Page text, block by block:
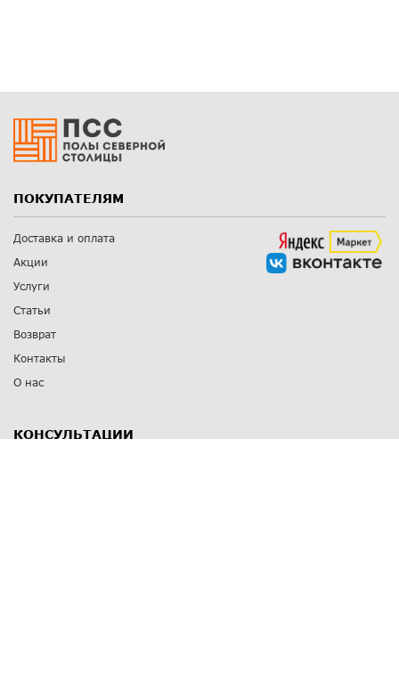
ПОКУПАТЕЛЯМ
Доставка и оплата
Акции
Услуги
Статьи
Возврат
Контакты
О нас
КОНСУЛЬТАЦИИ